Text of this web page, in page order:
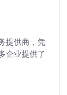
提供商，凭
企业提供了